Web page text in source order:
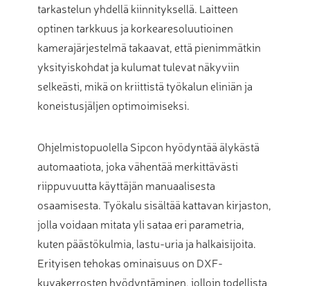
tarkastelun yhdellä kiinnityksellä. Laitteen
optinen tarkkuus ja korkearesoluutioinen
kamerajärjestelmä takaavat, että pienimmätkin
yksityiskohdat ja kulumat tulevat näkyviin
selkeästi, mikä on kriittistä työkalun eliniän ja
koneistusjäljen optimoimiseksi.
Ohjelmistopuolella Sipcon hyödyntää älykästä
automaatiota, joka vähentää merkittävästi
riippuvuutta käyttäjän manuaalisesta
osaamisesta. Työkalu sisältää kattavan kirjaston,
jolla voidaan mitata yli sataa eri parametria,
kuten päästökulmia, lastu-uria ja halkaisijoita.
Erityisen tehokas ominaisuus on DXF-
kuvakerrosten hyödyntäminen, jolloin todellista